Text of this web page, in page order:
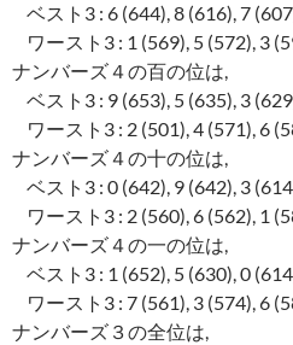
ベスト3 : 6 (644), 8 (616), 7
ワースト3 : 1 (569), 5 (572), 3
ナンバーズ４の百の位は,
ベスト3 : 9 (653), 5 (635), 3
ワースト3 : 2 (501), 4 (571), 6
ナンバーズ４の十の位は,
ベスト3 : 0 (642), 9 (642), 3
ワースト3 : 2 (560), 6 (562), 1
ナンバーズ４の一の位は,
ベスト3 : 1 (652), 5 (630), 0
ワースト3 : 7 (561), 3 (574), 6
ナンバーズ３の全位は,